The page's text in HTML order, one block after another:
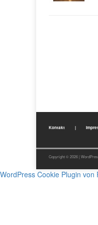
Kontakt |
Copyright © 2026 |
WordPress Cookie Plugin von